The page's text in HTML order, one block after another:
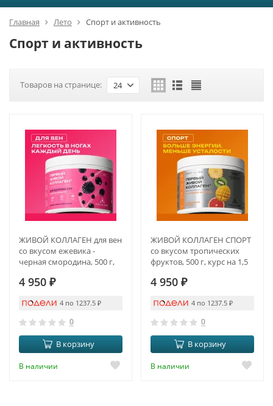
Главная Лето Спорт и активность
Спорт и активность
Товаров на странице: 24
ЖИВОЙ КОЛЛАГЕН для вен
со вкусом ежевика -
черная смородина, 500 г,
4 950 ₽
4 по 1237.5 ₽
0
В корзину
В наличии
ЖИВОЙ КОЛЛАГЕН СПОРТ
со вкусом тропических
фруктов, 500 г, курс на 1,5
4 950 ₽
4 по 1237.5 ₽
0
В корзину
В наличии